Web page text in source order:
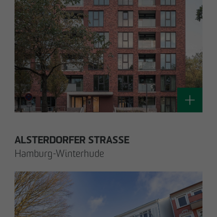
Silke Witt
Sen. Technische Projektleiterin
Technik / Nachhaltiges Bauen und
Zertifizierung
switt@otto-wulff.de
ALSTERDORFER STRASSE
Hamburg-Winterhude